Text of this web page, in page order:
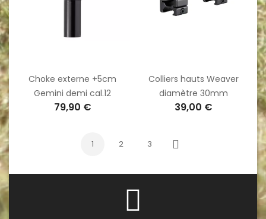
Choke externe +5cm
Gemini demi cal.12
79,90 €
Colliers hauts Weaver
diamètre 30mm
39,00 €
1 2 3
Suivant